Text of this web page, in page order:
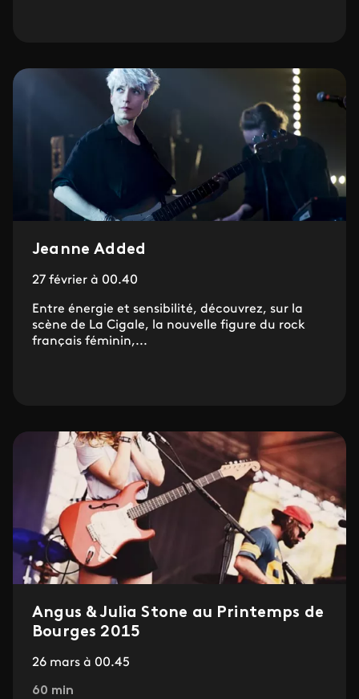
Jeanne Added
27 février à 00.40
Entre énergie et sensibilité, découvrez, sur la
scène de La Cigale, la nouvelle figure du rock
français féminin,...
Angus & Julia Stone au Printemps de
Bourges 2015
26 mars à 00.45
60 min